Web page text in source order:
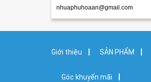
nhuaphuhoaan@gmail.com
Giới thiệu SẢN PHẨM
Góc khuyến mãi